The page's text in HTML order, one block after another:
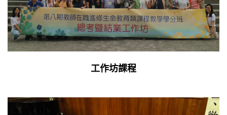
工作坊課程